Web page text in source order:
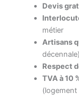
Devis
métier
Artisans
décennale)
Respect
TVA à 10
(logement